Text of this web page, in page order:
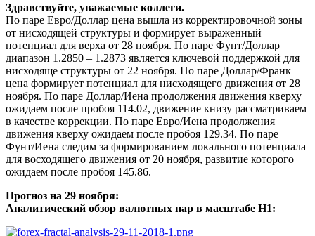
Здравствуйте, уважаемые коллеги.
По паре Евро/Доллар цена вышла из корректировочной зоны
от нисходящей структуры и формирует выраженный
потенциал для верха от 28 ноября. По паре Фунт/Доллар
диапазон 1.2850 – 1.2873 является ключевой поддержкой для
нисходяще структуры от 22 ноября. По паре Доллар/Франк
цена формирует потенциал для нисходящего движения от 28
ноября. По паре Доллар/Иена продолжения движения кверху
ожидаем после пробоя 114.02, движение книзу рассматриваем
в качестве коррекции. По паре Евро/Иена продолжения
движения кверху ожидаем после пробоя 129.34. По паре
Фунт/Иена следим за формированием локального потенциала
для восходящего движения от 20 ноября, развитие которого
ожидаем после пробоя 145.86.
Прогноз на 29 ноября:
Аналитический обзор валютных пар в масштабе Н1: